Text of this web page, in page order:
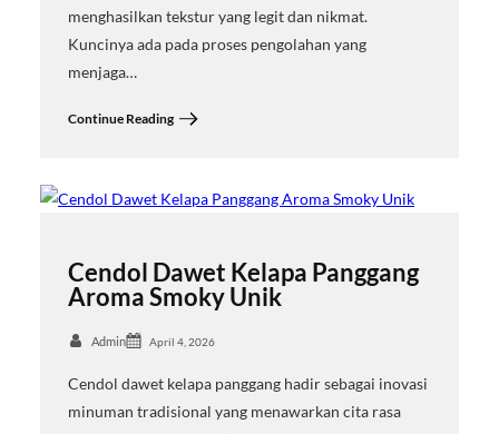
menghasilkan tekstur yang legit dan nikmat.
Kuncinya ada pada proses pengolahan yang
menjaga…
Continue Reading
Cendol Dawet Kelapa Panggang
Aroma Smoky Unik
Admin April 4, 2026
Cendol dawet kelapa panggang hadir sebagai inovasi
minuman tradisional yang menawarkan cita rasa